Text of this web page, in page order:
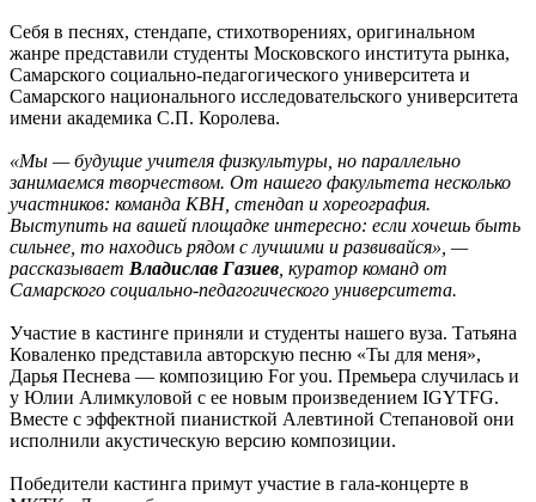
Себя в песнях, стендапе, стихотворениях, оригинальном
жанре представили студенты Московского института рынка,
Самарского социально-педагогического университета и
Самарского национального исследовательского университета
имени академика С.П. Королева.
«Мы — будущие учителя физкультуры, но параллельно
занимаемся творчеством. От нашего факультета несколько
участников: команда КВН, стендап и хореография.
Выступить на вашей площадке интересно: если хочешь быть
сильнее, то находись рядом с лучшими и развивайся», —
рассказывает Владислав Газиев , куратор команд от
Самарского социально-педагогического университета.
Участие в кастинге приняли и студенты нашего вуза. Татьяна
Коваленко представила авторскую песню «Ты для меня»,
Дарья Песнева — композицию For you. Премьера случилась и
у Юлии Алимкуловой с ее новым произведением IGYTFG.
Вместе с эффектной пианисткой Алевтиной Степановой они
исполнили акустическую версию композиции.
Победители кастинга примут участие в гала-концерте в